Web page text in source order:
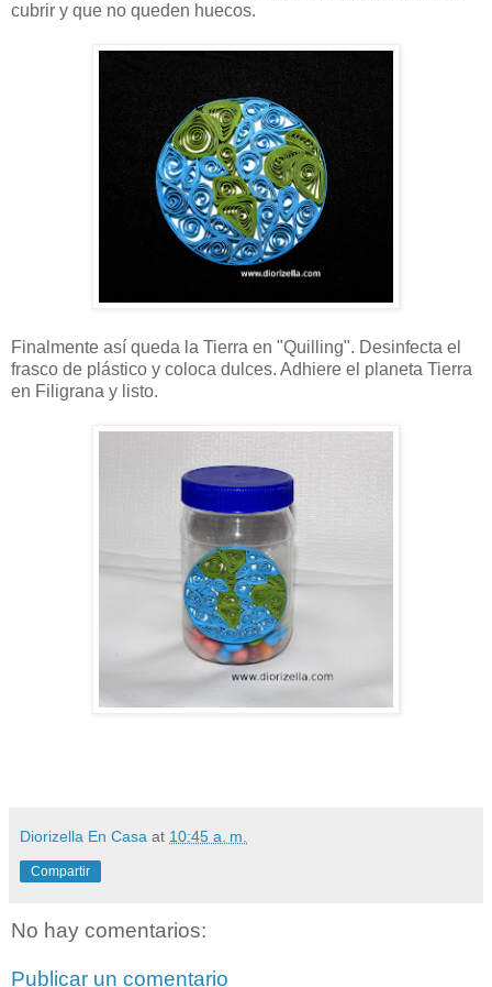
cubrir y que no queden huecos.
Finalmente así queda la Tierra en "Quilling". Desinfecta el
frasco de plástico y coloca dulces. Adhiere el planeta Tierra
en Filigrana y listo.
Diorizella En Casa at 10:45 a. m.
Compartir
No hay comentarios:
Publicar un comentario